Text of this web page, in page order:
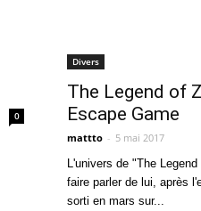
0
Divers
The Legend of
Escape Game
mattto - 5 mai 2017
L'univers de "The
faire parler de lui, après
sorti en mars sur...